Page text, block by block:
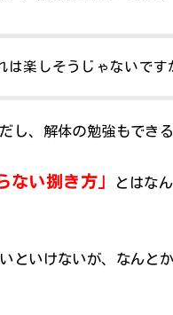
は楽しそうじゃないです
し、解体の勉強もできる
ない捌き方」
とはな
といけないが、なんと